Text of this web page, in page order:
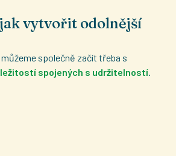
vytvořit odolnější
můžeme společně začít třeba s
spojených s udržitelností.